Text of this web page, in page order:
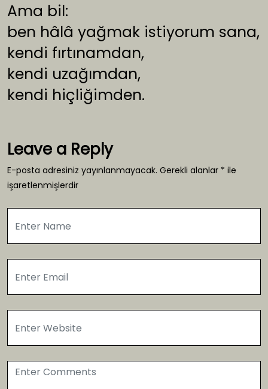
Ama bil:
ben hâlâ yağmak istiyorum sana,
kendi fırtınamdan,
kendi uzağımdan,
kendi hiçliğimden.
Leave a Reply
E-posta adresiniz yayınlanmayacak. Gerekli alanlar * ile
işaretlenmişlerdir